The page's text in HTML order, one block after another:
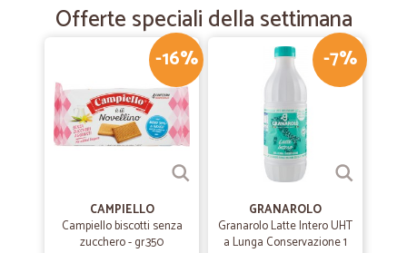
Offerte speciali della settimana
-16%
CAMPIELLO
Campiello biscotti senza
zucchero - gr.350
-7%
GRANAROLO
Granarolo Latte Intero UHT
a Lunga Conservazione 1